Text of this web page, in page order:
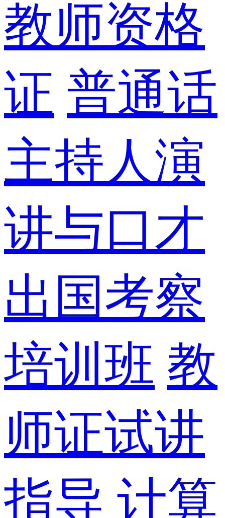
教师资格
证 普通话
主持人演
讲与口才
出国考察
培训班 教
师证试讲
指导 计算